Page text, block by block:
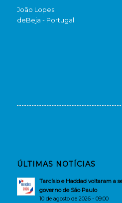
João Lopes
deBeja - Portugal
ÚLTIMAS NOTÍCIAS
Tarcísio e Haddad voltaram a
governo de São Paulo
10 de agosto de 2026 - 09:00